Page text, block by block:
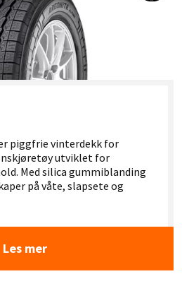
piggfrie vinterdekk for
utviklet for
Med silica gummiblanding
på våte, slapsete og
Les mer